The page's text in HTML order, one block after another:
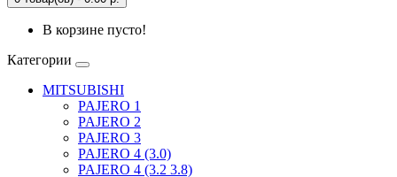
В корзине пусто!
Категории
MITSUBISHI
PAJERO 1
PAJERO 2
PAJERO 3
PAJERO 4 (3.0)
PAJERO 4 (3.2 3.8)